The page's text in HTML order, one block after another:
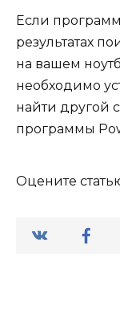
Если
результатах
на вашем
необходимо
найти другой
программы
Оцените